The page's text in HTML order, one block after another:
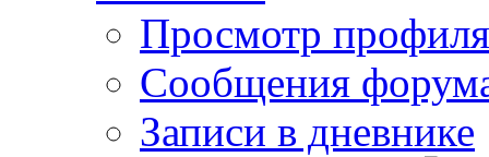
Просмотр профиля
Сообщения
Записи в дневнике